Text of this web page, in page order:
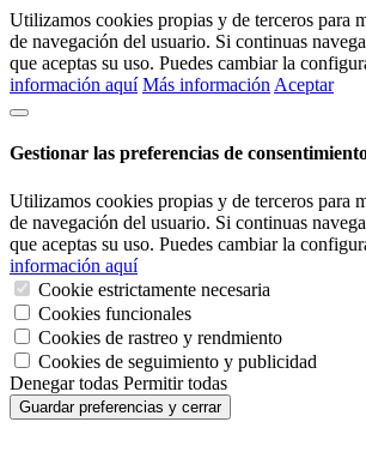
Utilizamos cookies propias y de terceros para
de navegación del usuario. Si continuas
que aceptas su uso. Puedes cambiar la
información aquí Más información Aceptar
Gestionar las preferencias de
Utilizamos cookies propias y de terceros para
de navegación del usuario. Si continuas
que aceptas su uso. Puedes cambiar la
información aquí
Cookie estrictamente necesaria
Cookies funcionales
Cookies de rastreo y rendmiento
Cookies de seguimiento y publicidad
Denegar todas Permitir todas
Guardar preferencias y cerrar